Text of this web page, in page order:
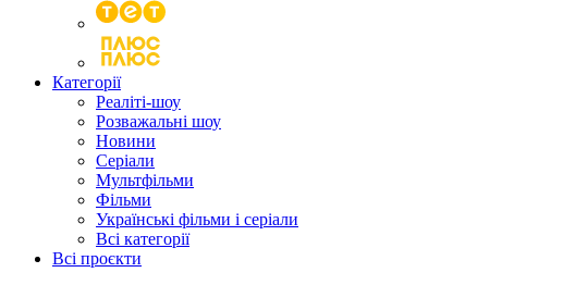
Категорії
Реаліті-шоу
Розважальні шоу
Новини
Серіали
Мультфільми
Фільми
Українські фільми і серіали
Всі категорії
Всі проєкти